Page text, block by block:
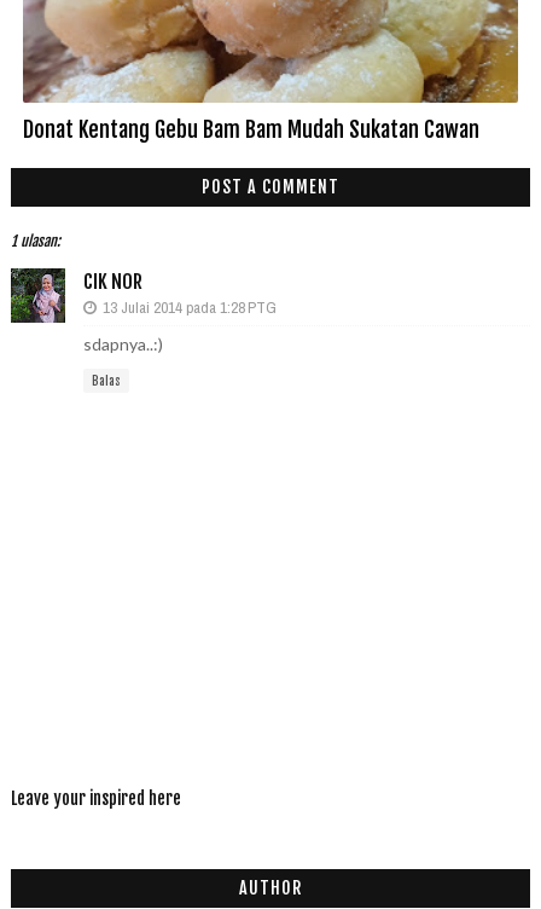
Donat Kentang Gebu Bam Bam Mudah Sukatan Cawan
POST A COMMENT
1 ulasan:
CIK NOR
13 Julai 2014 pada 1:28 PTG
sdapnya..:)
Balas
Leave your inspired here
AUTHOR